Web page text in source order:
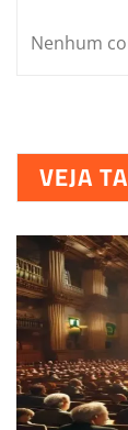
Nenhum
VEJA